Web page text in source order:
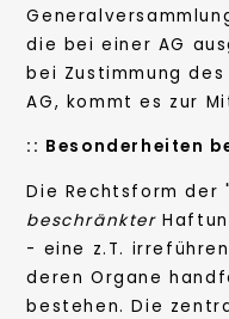
die bei einer AG
bei Zustimmung
AG, kommt es zur
:: Besonderheiten
Die Rechtsform der
beschränkter
- eine z.T.
deren Organe
bestehen. Die